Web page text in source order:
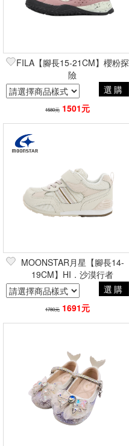
FILA【腳長15-21CM】櫻粉探
險
選購
1580元 1501元
MOONSTAR月星【腳長14-
19CM】HI．沙漠行者
選購
1780元 1691元